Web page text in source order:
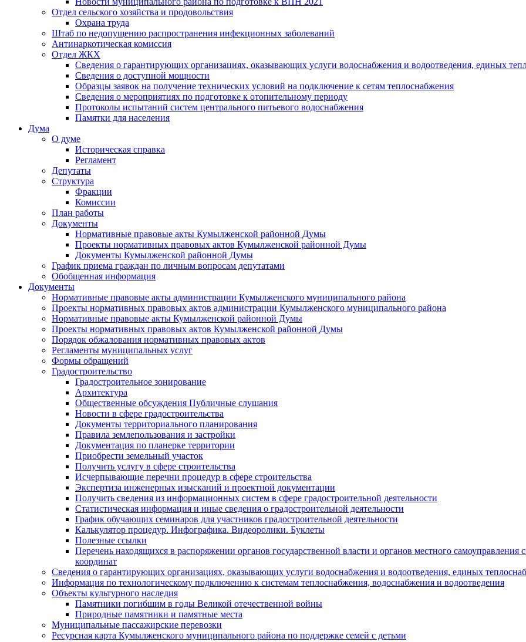
Отдел сельского хозяйства и продовольствия
Охрана труда
Штаб по недопущению распространения инфекционных заболеваний
Антинаркотическая комиссия
Отдел ЖКХ
Сведения о гарантирующих организациях, оказывающих услуги водоснабжения и водоотведения, единых
Сведения о доступной мощности
Образцы заявок на получение технических условий на подключение к сетям теплоснабжения
Сведения о мероприятиях по подготовке к отопительному периоду
Протоколы испытаний систем центрального питьевого водоснабжения
Памятки для населения
Дума
О думе
Историческая справка
Регламент
Депутаты
Структура
Фракции
Комиссии
План работы
Документы
Нормативные правовые акты Кумылженской районной Думы
Проекты нормативных правовых актов Кумылженской районной Думы
Документы Кумылженской районной Думы
График приема граждан по личным вопросам депутатами
Обобщенная информация
Документы
Нормативные правовые акты администрации Кумылженского муниципального района
Проекты нормативных правовых актов администрации Кумылженского муниципального района
Нормативные правовые акты Кумылженской районной Думы
Проекты нормативных правовых актов Кумылженской районной Думы
Порядок обжалования нормативных правовых актов
Регламенты муниципальных услуг
Формы обращений
Градостроительство
Градостроительное зонирование
Архитектура
Общественные обсуждения Публичные слушания
Новости в сфере градостроительства
Документы территориального планирования
Правила землепользования и застройки
Документация по планерке территории
Приобрести земельный участок
Получить услугу в сфере строительства
Исчерпывающие перечни процедур в сфере строительства
Экспертиза инженерных изысканий и проектной документации
Получить сведения из информационных систем в сфере градостроительной деятельности
Статистическая информация и иные сведения о градостроительной деятельности
График обучающих семинаров для участников градостроительной деятельности
Калькулятор процедур. Инфографика. Видеоролики. Буклеты
Полезные ссылки
Перечень находящихся в распоряжении органов государственной власти и органов местного
координат
Сведения о гарантирующих организациях, оказывающих услуги водоснабжения и водоотведения, единых
Информация по технологическому подключению к системам теплоснабжения, водоснабжения и водоотведения
Объекты культурного наследия
Памятники погибшим в годы Великой отечественной войны
Природные памятники и памятные места
Муниципальные пассажирские перевозки
Ресурсная карта Кумылженского муниципального района по поддержке семей с детьми